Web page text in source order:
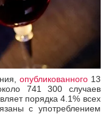
опубликованного 13
741 300 случаев
порядка 4.1% всех
с употреблением